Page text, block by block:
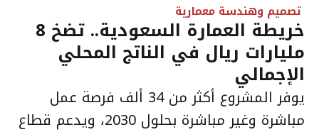
تصميم وهندسة معمارية
خريطة العمارة السعودية.. تضخ 8
مليارات ريال في الناتج المحلي
الإجمالي
يوفر المشروع أكثر من 34 ألف فرصة عمل
مباشرة وغير مباشرة بحلول 2030، ويدعم قطاع